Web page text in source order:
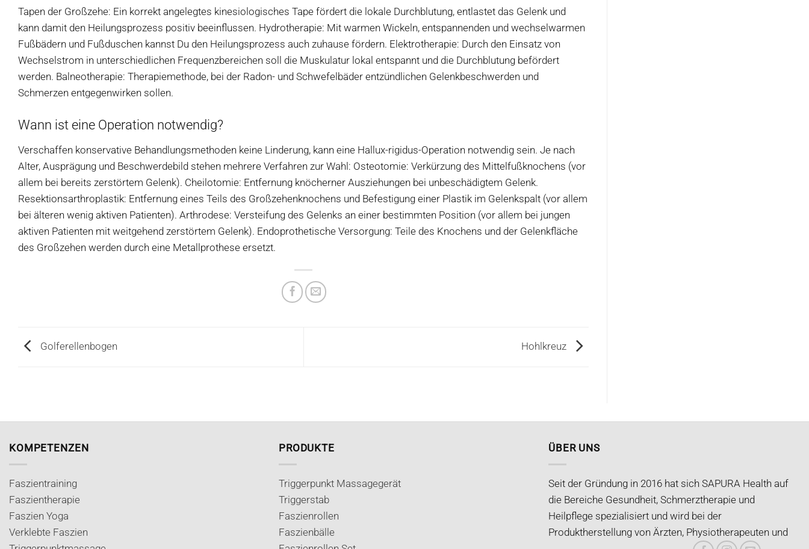
Tapen der Großzehe: Ein korrekt angelegtes kinesiologisches Tape fördert die lokale Durchblutung, entlastet das Gelenk und
kann damit den Heilungsprozess positiv beeinflussen. Hydrotherapie: Mit warmen Wickeln, entspannenden und wechselwarmen
Fußbädern und Fußduschen kannst Du den Heilungsprozess auch zuhause fördern. Elektrotherapie: Durch den Einsatz von
Wechselstrom in unterschiedlichen Frequenzbereichen soll die Muskulatur lokal entspannt und die Durchblutung befördert
werden. Balneotherapie: Therapiemethode, bei der Radon- und Schwefelbäder entzündlichen Gelenkbeschwerden und
Schmerzen entgegenwirken sollen.
Wann ist eine Operation notwendig?
Verschaffen konservative Behandlungsmethoden keine Linderung, kann eine Hallux-rigidus-Operation notwendig sein. Je nach
Alter, Ausprägung und Beschwerdebild stehen mehrere Verfahren zur Wahl: Osteotomie: Verkürzung des Mittelfußknochens (vor
allem bei bereits zerstörtem Gelenk). Cheilotomie: Entfernung knöcherner Ausziehungen bei unbeschädigtem Gelenk.
Resektionsarthroplastik: Entfernung eines Teils des Großzehenknochens und Befestigung einer Plastik im Gelenkspalt (vor allem
bei älteren wenig aktiven Patienten). Arthrodese: Versteifung des Gelenks an einer bestimmten Position (vor allem bei jungen
aktiven Patienten mit weitgehend zerstörtem Gelenk). Endoprothetische Versorgung: Teile des Knochens und der Gelenkfläche
des Großzehen werden durch eine Metallprothese ersetzt.
Golferellenbogen Hohlkreuz
KOMPETENZEN
Faszientraining
Faszientherapie
Faszien Yoga
Verklebte Faszien
PRODUKTE
Triggerpunkt Massagegerät
Triggerstab
Faszienrollen
Faszienbälle
ÜBER UNS
Seit der Gründung in 2016 hat sich SAPURA Health auf
die Bereiche Gesundheit, Schmerztherapie und
Heilpflege spezialisiert und wird bei der
Produktherstellung von Ärzten, Physiotherapeuten und